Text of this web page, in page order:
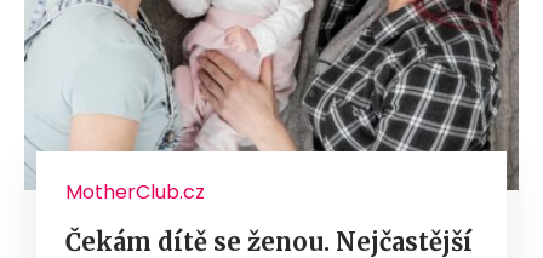
MotherClub.cz
Čekám dítě se ženou. Nejčastější